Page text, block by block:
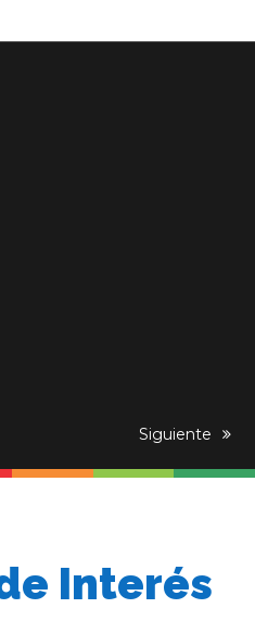
next
Siguiente
Interés